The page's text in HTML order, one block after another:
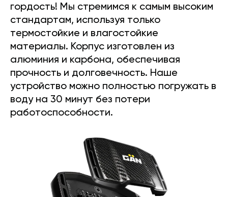
гордость! Мы стремимся к самым высоким
стандартам, используя только
термостойкие и влагостойкие
материалы. Корпус изготовлен из
алюминия и карбона, обеспечивая
прочность и долговечность. Наше
устройство можно полностью погружать в
воду на 30 минут без потери
работоспособности.